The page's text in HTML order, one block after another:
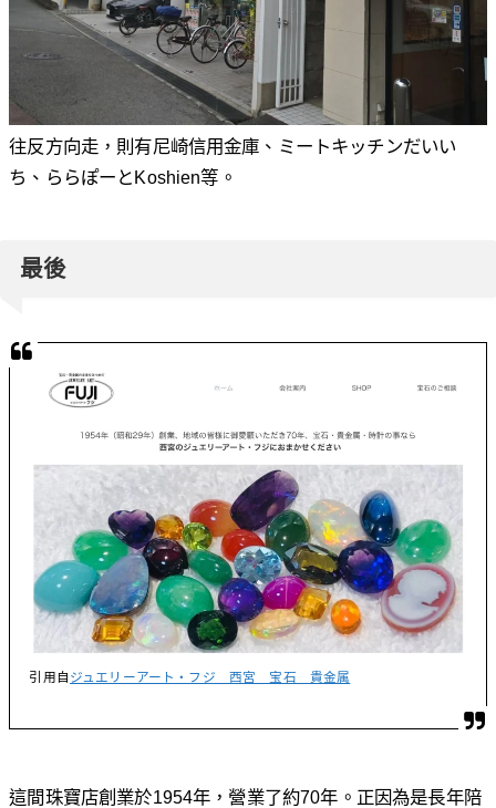
往反方向走，則有尼崎信用金庫、ミートキッチンだいい
ち、ららぽーとKoshien等。
最後
引用自 ジュエリーアート・フジ 西宮 宝石 貴金属
這間珠寶店創業於1954年，營業了約70年。正因為是長年陪